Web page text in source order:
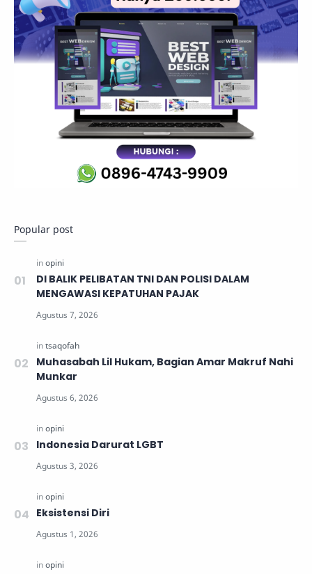
Popular post
DI BALIK PELIBATAN TNI DAN POLISI DALAM
MENGAWASI KEPATUHAN PAJAK
Muhasabah Lil Hukam, Bagian Amar Makruf Nahi
Munkar
Indonesia Darurat LGBT
Eksistensi Diri